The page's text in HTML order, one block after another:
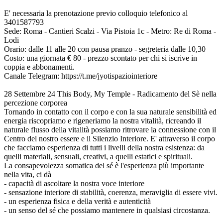
E' necessaria la prenotazione previo colloquio telefonico al
3401587793
Sede: Roma - Cantieri Scalzi - Via Pistoia 1c - Metro: Re di Roma -
Lodi
Orario: dalle 11 alle 20 con pausa pranzo - segreteria dalle 10,30
Costo: una giornata € 80 - prezzo scontato per chi si iscrive in
coppia e abbonamenti.
Canale Telegram: https://t.me/jyotispaziointeriore
28 Settembre 24 This Body, My Temple - Radicamento del Sè nella
percezione corporea
Tornando in contatto con il corpo e con la sua naturale sensibilità ed
energia riscopriamo e rigeneriamo la nostra vitalità, ricreando il
naturale flusso della vitalità possiamo ritrovare la connessione con il
Centro del nostro essere e il Silenzio Interiore. E' attraverso il corpo
che facciamo esperienza di tutti i livelli della nostra esistenza: da
quelli materiali, sensuali, creativi, a quelli estatici e spirituali.
La consapevolezza somatica del sé è l'esperienza più importante
nella vita, ci dà
- capacità di ascoltare la nostra voce interiore
- sensazione interiore di stabilità, coerenza, meraviglia di essere vivi.
- un esperienza fisica e della verità e autenticità
- un senso del sé che possiamo mantenere in qualsiasi circostanza.